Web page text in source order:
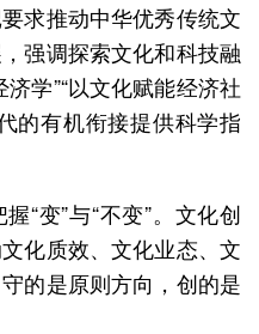
求推动中华优秀传统文
强调探索文化和科技融
学”“以文化赋能经济社
的有机衔接提供科学指
“变”与“不变”。文化创
化质效、文化业态、文
的是原则方向，创的是